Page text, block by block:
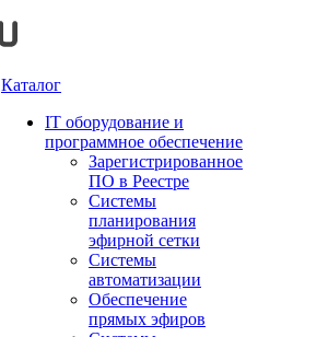
Каталог
IT оборудование и
программное обеспечение
Зарегистрированное
ПО в Реестре
Системы
планирования
эфирной сетки
Системы
автоматизации
Обеспечение
прямых эфиров